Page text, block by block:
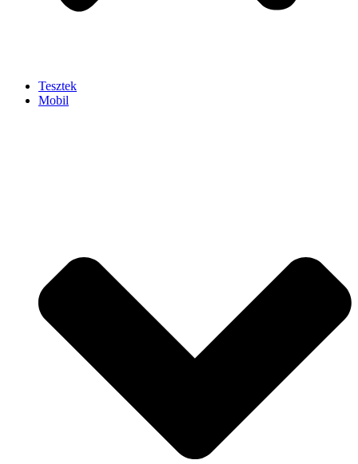
Tesztek
Mobil